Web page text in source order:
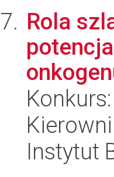
Rola
Konkurs:
Instytut